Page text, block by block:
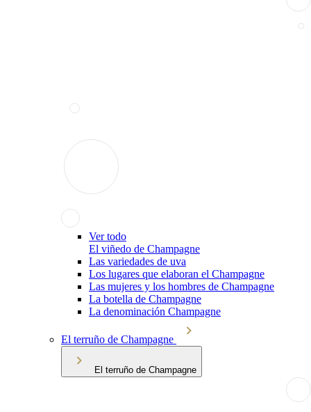
Ver todo
El viñedo de Champagne
Las variedades de uva
Los lugares que elaboran el Champagne
Las mujeres y los hombres de Champagne
La botella de Champagne
La denominación Champagne
El terruño de Champagne
El terruño de Champagne